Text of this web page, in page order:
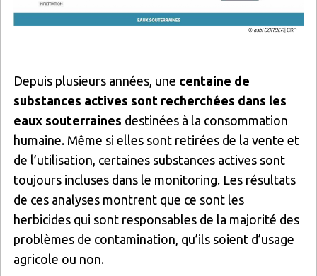
Depuis plusieurs années, une centaine de
substances actives sont recherchées dans les
eaux souterraines destinées à la consommation
humaine. Même si elles sont retirées de la vente et
de l’utilisation, certaines substances actives sont
toujours incluses dans le monitoring. Les résultats
de ces analyses montrent que ce sont les
herbicides qui sont responsables de la majorité des
problèmes de contamination, qu’ils soient d’usage
agricole ou non.